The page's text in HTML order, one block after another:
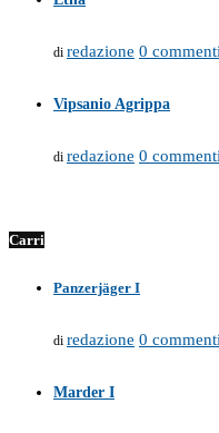
di redazione 0 commenti
Vipsanio Agrippa
di redazione 0 commenti
Carri
Panzerjäger I
di redazione 0 commenti
Marder I